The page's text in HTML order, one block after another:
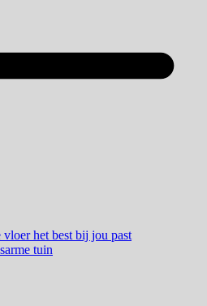
het best bij jou past
tuin